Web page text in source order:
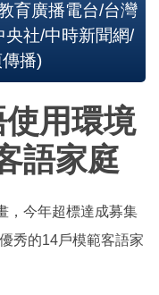
育廣播電台/台灣
央社/中時新聞網/
播)
用環境
語家庭